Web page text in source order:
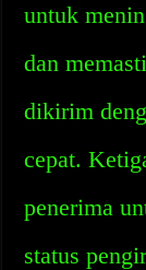
untuk
dan
dikirim
cepat.
penerima
status